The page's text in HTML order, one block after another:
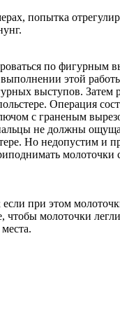
попытка
по фигурным
этой работы
выступов.
Операция
с граненым
не должны
Но недопустим и
молоточки
при этом
чтобы молоточки